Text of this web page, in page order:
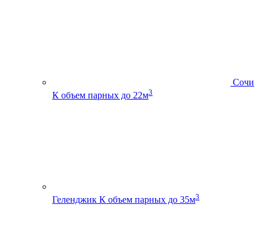
Сочи
К объем парных до 22м3
Геленджик К объем парных до 35м3